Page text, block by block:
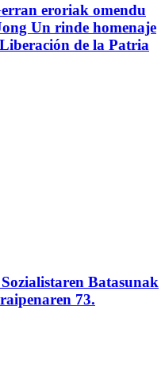
eroriak omendu
Un rinde homenaje
de la Patria
Batasunak
73.